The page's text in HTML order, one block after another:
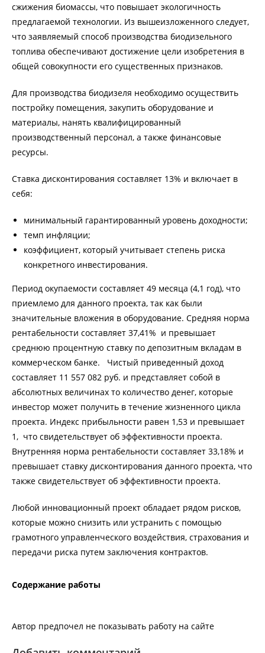
сжижения биомассы, что повышает экологичность
предлагаемой технологии. Из вышеизложенного следует,
что заявляемый способ производства биодизельного
топлива обеспечивают достижение цели изобретения в
общей совокупности его существенных признаков.
Для производства биодизеля необходимо осуществить
постройку помещения, закупить оборудование и
материалы, нанять квалифицированный
производственный персонал, а также финансовые
ресурсы.
Ставка дисконтирования составляет 13% и включает в
себя:
минимальный гарантированный уровень доходности;
темп инфляции;
коэффициент, который учитывает степень риска
конкретного инвестирования.
Период окупаемости составляет 49 месяца (4,1 год), что
приемлемо для данного проекта, так как были
значительные вложения в оборудование. Средняя норма
рентабельности составляет 37,41% и превышает
среднюю процентную ставку по депозитным вкладам в
коммерческом банке. Чистый приведенный доход
составляет 11 557 082 руб. и представляет собой в
абсолютных величинах то количество денег, которые
инвестор может получить в течение жизненного цикла
проекта. Индекс прибыльности равен 1,53 и превышает
1, что свидетельствует об эффективности проекта.
Внутренняя норма рентабельности составляет 33,18% и
превышает ставку дисконтирования данного проекта, что
также свидетельствует об эффективности проекта.
Любой инновационный проект обладает рядом рисков,
которые можно снизить или устранить с помощью
грамотного управленческого воздействия, страхования и
передачи риска путем заключения контрактов.
Содержание работы
Автор предпочел не показывать работу на сайте